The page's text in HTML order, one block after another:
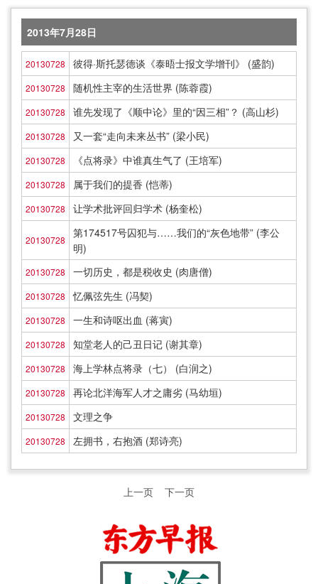
2013年7月28日
20130728 彼得·斯托瑟德谈《泰晤士报文学增刊》 (盛韵)
20130728 随机性主宰的生活世界 (陈蓉霞)
20130728 谁先发现了《顺中论》里的“因三相”？ (高山杉)
20130728 又一套“走向未来丛书” (梁小民)
20130728 《点将录》中谁真生气了 (王培军)
20130728 属于我们的提香 (恺蒂)
20130728 让学术批评回归学术 (杨奎松)
20130728
第174517号囚犯与……我们的“灰色地带” (李公
明)
20130728 一切历史，都是税收史 (肉唐僧)
20130728 忆佩弦先生 (冯契)
20130728 一生和诗呕出血 (蒋寅)
20130728 知堂老人的己丑日记 (谢其章)
20130728 海上学林点将录（七） (白润之)
20130728 再论北洋海军人才之庸劣 (马幼垣)
20130728 文理之争
20130728 左拥书，右抱酒 (郑诗亮)
上一页 下一页